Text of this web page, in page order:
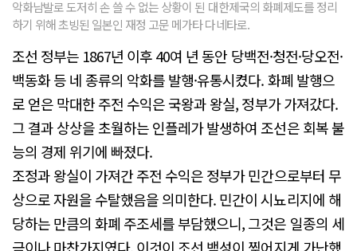
악화남발로 도저히 손 쓸 수 없는 상황이 된 대한제국의 화폐제도를 정리
하기 위해 초빙된 일본인 재정 고문 메가타 다네타로.
조선 정부는 1867년 이후 40여 년 동안 당백전·청전·당오전·
백동화 등 네 종류의 악화를 발행·유통시켰다. 화폐 발행으
로 얻은 막대한 주전 수익은 국왕과 왕실, 정부가 가져갔다.
그 결과 상상을 초월하는 인플레가 발생하여 조선은 회복 불
능의 경제 위기에 빠졌다.
조정과 왕실이 가져간 주전 수익은 정부가 민간으로부터 무
상으로 자원을 수탈했음을 의미한다. 민간이 시뇨리지에 해
당하는 만큼의 화폐 주조세를 부담했으니, 그것은 일종의 세